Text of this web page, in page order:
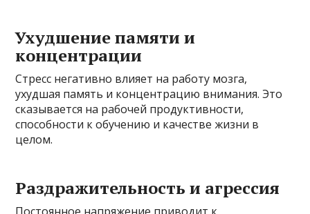
Ухудшение памяти и
концентрации
Стресс негативно влияет на работу мозга,
ухудшая память и концентрацию внимания. Это
сказывается на рабочей продуктивности,
способности к обучению и качестве жизни в
целом.
Раздражительность и агрессия